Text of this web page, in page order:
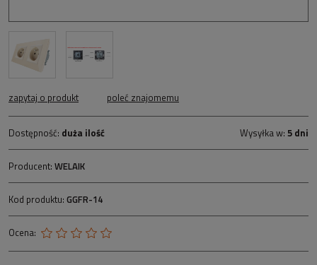
zapytaj o produkt poleć znajomemu
Dostępność: duża ilość Wysyłka w: 5 dni
Producent: WELAIK
Kod produktu: GGFR-14
Ocena: